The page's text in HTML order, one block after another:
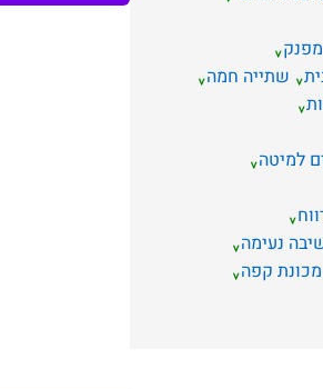
מפנק
שתייה חמה
למיטה
נעימה
מכונת קפה